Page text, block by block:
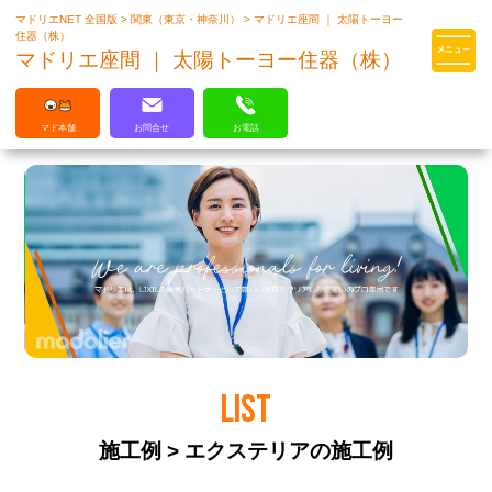
マドリエはLIXILの厳しい基準を
マドリエNET 全国版> 関東（東京・神奈川）>マドリエ座間 ｜ 太陽トーヨー
住器（株）
マドリエ座間 ｜ 太陽トーヨー住器（株）
マド本舗 お問合せ お電話
LIST
施工例 > エクステリアの施工例